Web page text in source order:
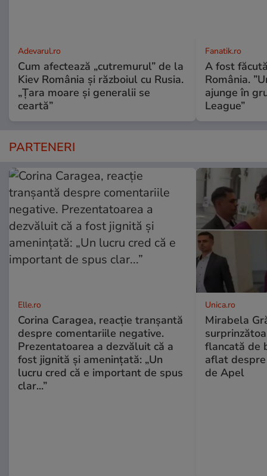
Adevarul.ro
Cum afectează „cutremurul” de la
Kiev România și războiul cu Rusia.
„Țara moare și generalii se
ceartă”
Fanatik.ro
A fost
România.
ajunge în
League”
PARTENERI
Elle.ro
Corina Caragea, reacție tranșantă
despre comentariile negative.
Prezentatoarea a dezvăluit că a
fost jignită și amenințată: „Un
lucru cred că e important de spus
clar...”
Unica.ro
Mirabela
flancată de
aflat
de Apel